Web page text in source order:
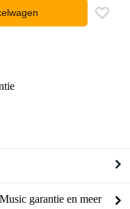
garantie en meer